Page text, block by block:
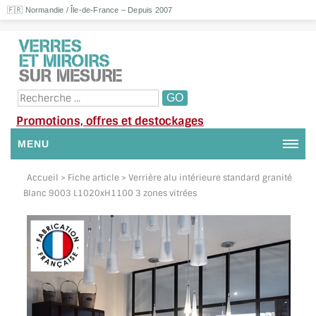
🇫🇷 Normandie / Île-de-France – Depuis 2007
Promotions, offres et destockages
MENU
NOUS CONTACTER
DEMANDE DE DEVIS
SUIVI DE DEVIS
SUIVI DE COMMANDE
Accueil > Fiche article > Verrière alu intérieure standard granité
Blanc 9003 L1020xH1100 3 zones vitrées